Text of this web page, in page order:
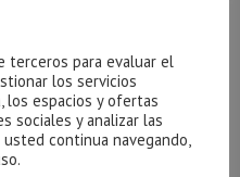
terceros para evaluar el
los servicios
los espacios y ofertas
sociales y analizar las
continua navegando,